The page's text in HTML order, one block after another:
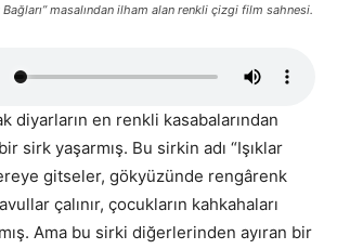
Bağları” masalından ilham alan renkli çizgi film sahnesi.
diyarların en renkli kasabalarından
sirk yaşarmış. Bu sirkin adı “Işıklar
gitseler, gökyüzünde rengârenk
çalınır, çocukların kahkahaları
Ama bu sirki diğerlerinden ayıran bir